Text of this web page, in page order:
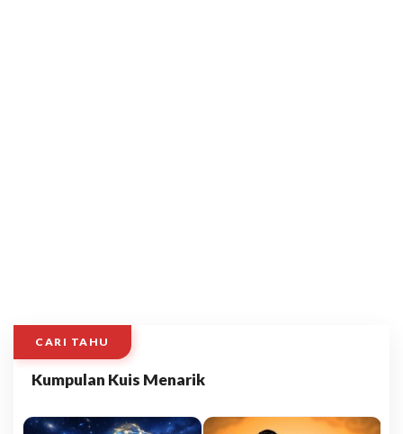
CARI TAHU
Kumpulan Kuis Menarik